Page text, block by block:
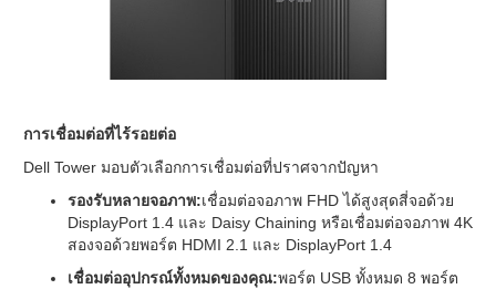
การเชื่อมต่อที่ไร้รอยต่อ
Dell Tower มอบตัวเลือกการเชื่อมต่อที่ปราศจากปัญหา
รองรับหลายจอภาพ:เชื่อมต่อจอภาพ FHD ได้สูงสุดสี่จอด้วย
DisplayPort 1.4 และ Daisy Chaining หรือเชื่อมต่อจอภาพ 4K
สองจอด้วยพอร์ต HDMI 2.1 และ DisplayPort 1.4
เชื่อมต่ออุปกรณ์ทั้งหมดของคุณ:พอร์ต USB ทั้งหมด 8 พอร์ต